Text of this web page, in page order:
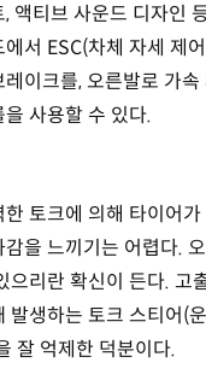
액티브 사운드 디자인
서 ESC(차체 자세 제
이크를, 오른발로 가속
사용할 수 있다.
토크에 의해 타이어
을 느끼기는 어렵다.
으리란 확신이 든다. 고
발생하는 토크 스티어(
잘 억제한 덕분이다.